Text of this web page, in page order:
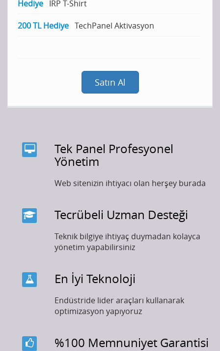
Hediye İRP T-Shirt
200 TL Hediye TechPanel Aktivasyon
Satın Al
Tek Panel Profesyonel
Yönetim
Web sitenizin ihtiyacı olan herşey burada
Tecrübeli Uzman Desteği
Teknik bilgiye ihtiyaç duymadan kolayca
yönetim yapabilirsiniz
En İyi Teknoloji
Endüstride lider araçları kullanarak
optimizasyon yapıyoruz
%100 Memnuniyet Garantisi